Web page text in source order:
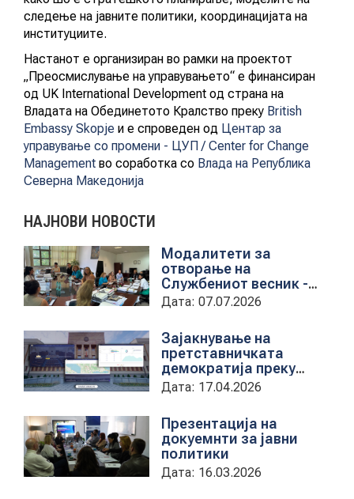
МУЛТИМЕДИЈА
ГАЛЕРИЈА
ВИДЕО
КОНТАКТ
ENG
Настан
следење на јавните политики, координацијата на
институциите.
Настанот е организиран во рамки на проектот
„Преосмислување на управувањето“ е финансиран
од UK International Development од страна на
Владата на Обединетото Кралство преку British
Embassy Skopje и е спроведен од Центар за
управување со промени - ЦУП / Center for Change
Management во соработка со Влада на Република
Северна Македонија
НАЈНОВИ НОВОСТИ
Модалитети за
отворање на
Службениот весник -
Средба со
претставници на ЈП
службен весник
Дата: 07.07.2026
Зајакнување на
претставничката
демократија преку
дигитална алатка
kancelarii.sobranie.mk
Дата: 17.04.2026
Презентација на
докуемнти за јавни
политики
Дата: 16.03.2026